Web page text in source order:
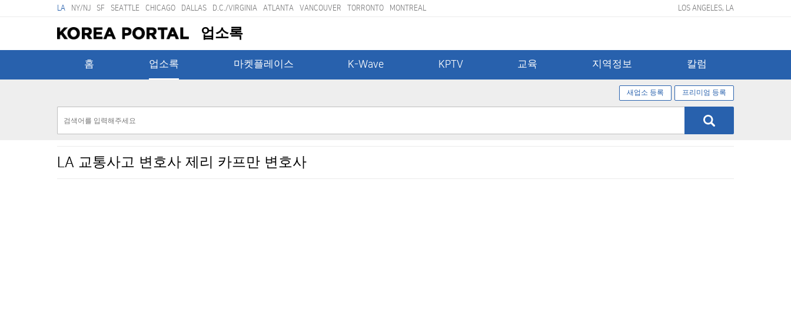
LA NY/NJ SF SEATTLE CHICAGO DALLAS D.C./VIRGINIA ATLANTA VANCOUVER TORRONTO MONTREAL LOS ANGELES, LA
업소록
홈 업소록 마켓플레이스 K-Wave KPTV 교육 지역정보 칼럼
새업소 등록 프리미엄 등록
LA 교통사고 변호사 제리 카프만 변호사